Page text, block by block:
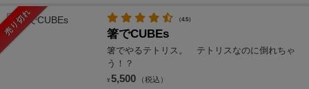
売り切れ （4.5）
箸でCUBEs
箸でやるテトリス。 テトリスなのに倒れちゃ
う！？
¥ 5,500 （税込）